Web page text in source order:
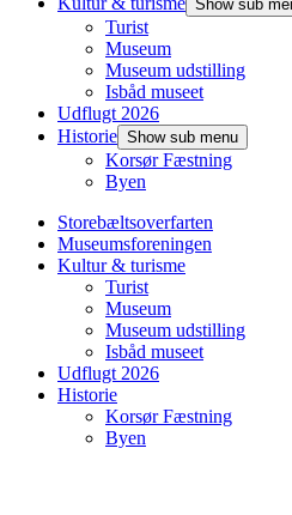
Show sub
Turist
Museum
Museum udstilling
Isbåd museet
Udflugt 2026
Historie Show sub menu
Korsør Fæstning
Byen
Storebæltsoverfarten
Museumsforeningen
Kultur & turisme
Turist
Museum
Museum udstilling
Isbåd museet
Udflugt 2026
Historie
Korsør Fæstning
Byen